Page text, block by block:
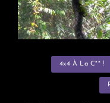
Categories
4x4 À La C** !